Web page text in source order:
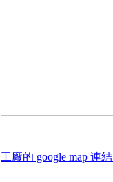
工廠的 google map 連結